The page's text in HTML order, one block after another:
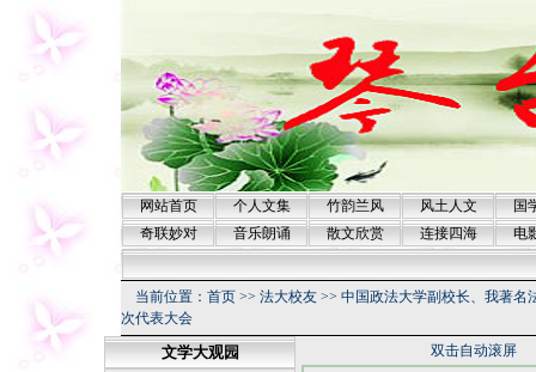
网站首页 个人文集 竹韵兰风 风土人文
国
奇联妙对
音乐朗诵 散文欣赏 连接四海 电
当前位置： 首页 >> 法大校友 >> 中国政法大学副校长、我著名
次代表大会
文学大观园 双击自动滚屏